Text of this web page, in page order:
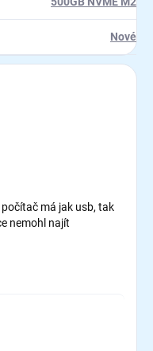
Nové
má jak usb, tak
nemohl najít